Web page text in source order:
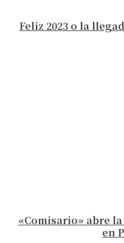
Feliz 2023 o la
«Comisario» abre
en